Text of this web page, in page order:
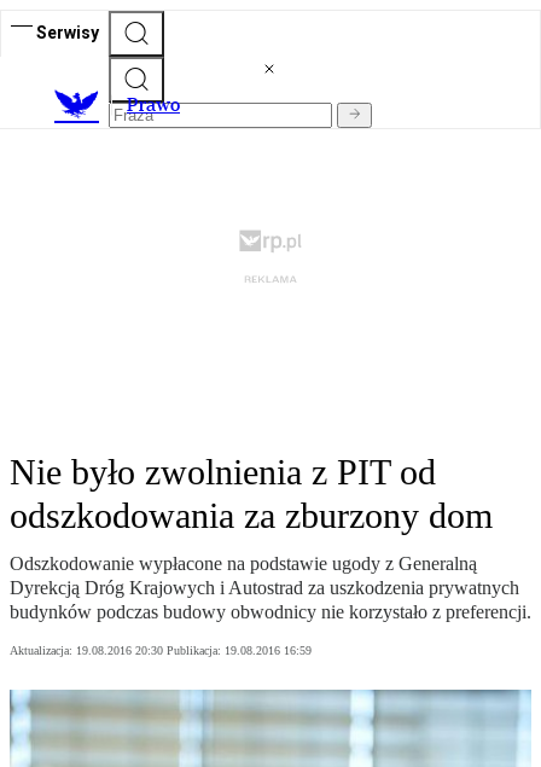
Serwisy
Prawo
Nie było zwolnienia z PIT od
odszkodowania za zburzony dom
Odszkodowanie wypłacone na podstawie ugody z Generalną
Dyrekcją Dróg Krajowych i Autostrad za uszkodzenia prywatnych
budynków podczas budowy obwodnicy nie korzystało z preferencji.
Aktualizacja: 19.08.2016 20:30 Publikacja: 19.08.2016 16:59